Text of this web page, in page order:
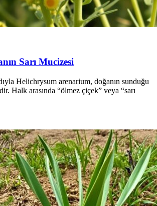
Sarı Mucizesi
Helichrysum arenarium, doğanın sunduğu
Halk arasında “ölmez çiçek” veya “sarı